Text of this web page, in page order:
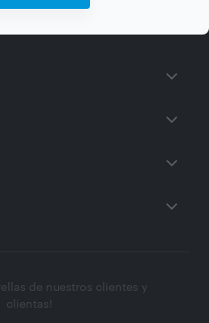
de nuestros clientes y
clientas!